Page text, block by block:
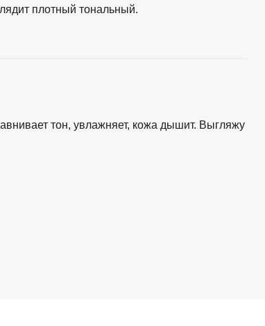
плотный тональный.
тон, увлажняет, кожа дышит. Выгляжу